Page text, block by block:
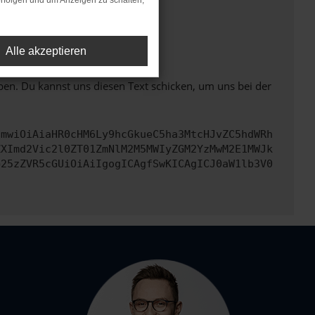
unterstützt werden.
Du kannst uns diesen Text schicken, um uns bei der
Alle akzeptieren